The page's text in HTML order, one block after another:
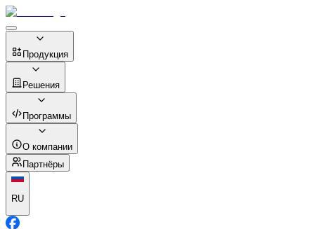
Продукция
Решения
Программы
О компании
Партнёры
RU